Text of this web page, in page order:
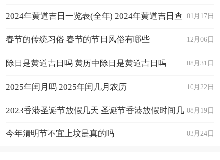
01月17日
2024年黄道吉日一览表(全年) 2024年黄道吉日查
询 12月06日
春节的传统习俗 春节的节日风俗有哪些
08月31日
除日是黄道吉日吗 黄历中除日是黄道吉日吗
10月22日
2025年闰月吗 2025年闰几月农历
08月19日
2023香港圣诞节放假几天 圣诞节香港放假时间几
天 03月24日
今年清明节不宜上坟是真的吗